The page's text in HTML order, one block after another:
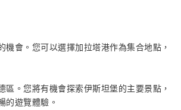
會。您可以選擇加拉塔港作為集合地點，
。您將有機會探索伊斯坦堡的主要景點，
的遊覽體驗。